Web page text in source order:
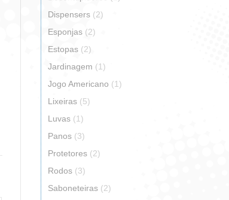
Dispensers (2)
Esponjas (2)
Estopas (2)
Jardinagem (1)
Jogo Americano (1)
Lixeiras (5)
Luvas (1)
Panos (3)
Protetores (2)
Rodos (3)
Saboneteiras (2)